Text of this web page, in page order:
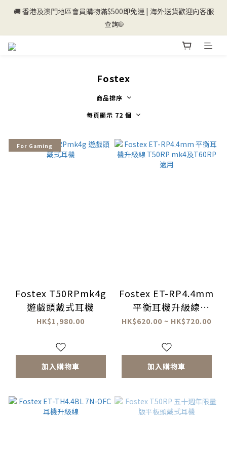
💰新登記會員即送50購物金💰
🚚 香港及澳門地區會員購物滿$500即免運 | 海外送貨歡迎向客服
查詢🌐
Fostex
商品排序
每頁顯示 72 個
For Gaming
Fostex T50RPmk4g
遊戲頭戴式耳機
HK$1,980.00
加入購物車
Fostex ET-RP4.4mm
平衡耳機升級線
T50RP mk4及T60RP
HK$620.00 ~ HK$720.00
加入購物車